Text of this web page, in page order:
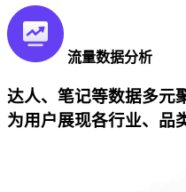
流量数据分析
达人、笔记等数据多元
为用户展现各行业、品